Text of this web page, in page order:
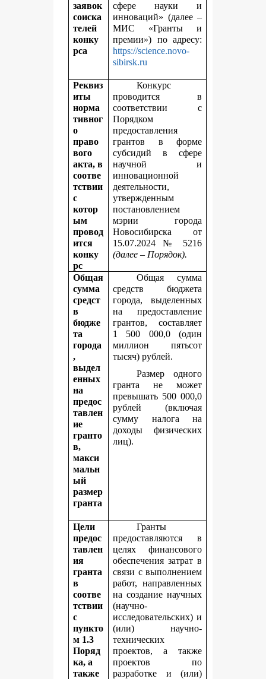
заявок
соиска
телей
конку
рса
сфере науки и
инноваций» (далее –
МИС «Гранты и
премии») по адресу:
https://science.novo-
sibirsk.ru
Реквиз
иты
норма
тивног
о
право
вого
акта, в
соотве
тствии
с
котор
ым
провод
ится
конку
рс
Конкурс
проводится в
соответствии с
Порядком
предоставления
грантов в форме
субсидий в сфере
научной и
инновационной
деятельности,
утвержденным
постановлением
мэрии города
Новосибирска от
15.07.2024 № 5216
(далее – Порядок).
Общая
сумма
средст
в
бюдже
та
города
,
выдел
енных
на
предос
тавлен
ие
гранто
в,
макси
мальн
ый
размер
гранта
Общая сумма
средств бюджета
города, выделенных
на предоставление
грантов, составляет
1 500 000,0 (один
миллион пятьсот
тысяч) рублей.
Размер одного
гранта не может
превышать 500 000,0
рублей (включая
сумму налога на
доходы физических
лиц).
Цели
предос
тавлен
ия
гранта
в
соотве
тствии
с
пункто
м 1.3
Поряд
ка, а
также
Гранты
предоставляются в
целях финансового
обеспечения затрат в
связи с выполнением
работ, направленных
на создание научных
(научно-
исследовательских) и
(или) научно-
технических
проектов, а также
проектов по
разработке и (или)